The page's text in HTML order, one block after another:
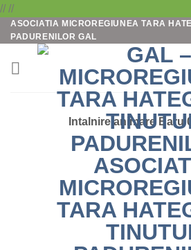
// //Skip
to
content
ASOCIATIA MICROREGIUNEA TARA
PADURENILOR GAL
Intalnire animare Baru